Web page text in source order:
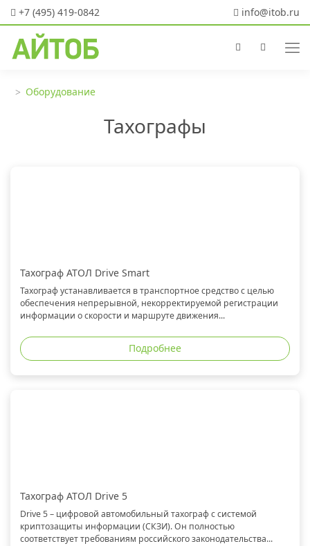
+7 (495) 419-0842 info@itob.ru
Оборудование
Тахографы
Тахограф АТОЛ Drive Smart
Тахограф устанавливается в транспортное средство с целью
обеспечения непрерывной, некорректируемой регистрации
информации о скорости и маршруте движения...
Подробнее
Тахограф АТОЛ Drive 5
Drive 5 – цифровой автомобильный тахограф с системой
криптозащиты информации (СКЗИ). Он полностью
соответствует требованиям российского законодательства...